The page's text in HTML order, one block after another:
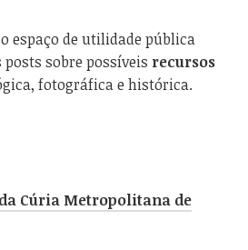
espaço de utilidade pública
sobre possíveis recursos
fotográfica e histórica.
Cúria Metropolitana de